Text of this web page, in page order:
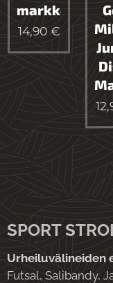
markkeri
14,90€
SPORT
Urheiluvälineiden
Futsal, Salibandy,